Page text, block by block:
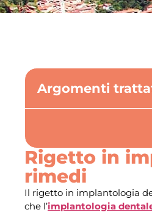
Argomenti
Rigetto in
rimedi
Il rigetto in implantologia
che l’implantologia